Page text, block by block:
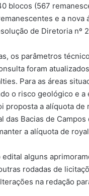
blocos (567
e a
de Diretoria nº
os parâmetros
foram
Para as áreas
o risco geológico e
proposta a alíquota
Bacias de
a alíquota de
alguns
rodadas de
na redação